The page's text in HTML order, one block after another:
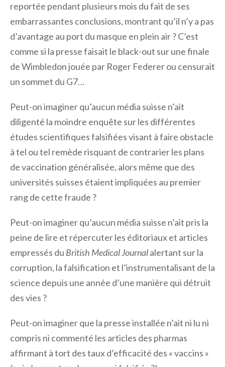
reportée pendant plusieurs mois du fait de ses
embarrassantes conclusions, montrant qu’il n’y a pas
d’avantage au port du masque en plein air ? C’est
comme si la presse faisait le black-out sur une finale
de Wimbledon jouée par Roger Federer ou censurait
un sommet du G7…
Peut-on imaginer qu’aucun média suisse n’ait
diligenté la moindre enquête sur les différentes
études scientifiques falsifiées visant à faire obstacle
à tel ou tel remède risquant de contrarier les plans
de vaccination généralisée, alors même que des
universités suisses étaient impliquées au premier
rang de cette fraude ?
Peut-on imaginer qu’aucun média suisse n’ait pris la
peine de lire et répercuter les éditoriaux et articles
empressés du British Medical Journalalertant sur la
corruption, la falsification et l’instrumentalisant de la
science depuis une année d’une manière qui détruit
des vies ?
Peut-on imaginer que la presse installée n’ait ni lu ni
compris ni commenté les articles des pharmas
affirmant à tort des taux d’efficacité des « vaccins »